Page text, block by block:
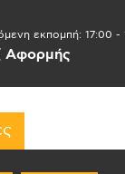
εκπομπή: 17:00 -
Αφορμής